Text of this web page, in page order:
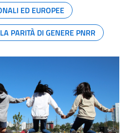
ED EUROPEE
PARITÀ DI GENERE PNRR